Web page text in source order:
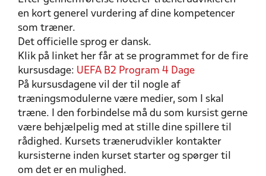
en kort generel vurdering af dine kompetencer
som træner.
Det officielle sprog er dansk.
Klik på linket her får at se programmet for de fire
kursusdage: UEFA B2 Program 4 Dage
På kursusdagene vil der til nogle af
træningsmodulerne være medier, som I skal
træne. I den forbindelse må du som kursist gerne
være behjælpelig med at stille dine spillere til
rådighed. Kursets trænerudvikler kontakter
kursisterne inden kurset starter og spørger til
om det er en mulighed.